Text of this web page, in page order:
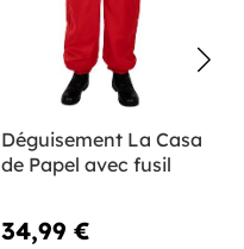
Déguisement La Casa
de Papel avec fusil
34,99 €